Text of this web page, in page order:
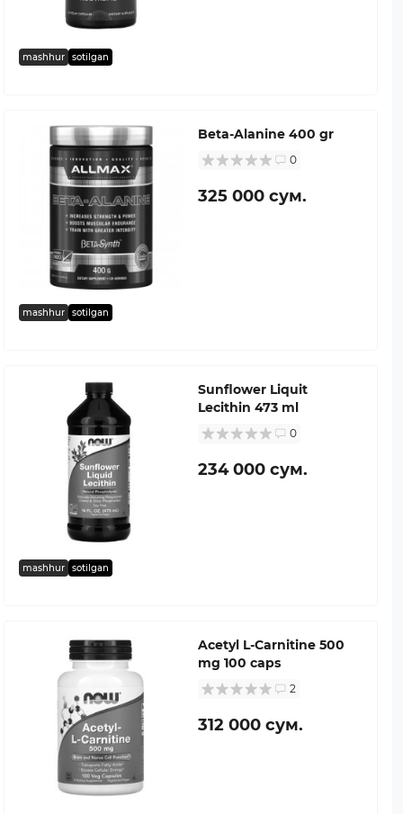
mashhur sotilgan
mashhur sotilgan
Beta-Alanine 400 gr
0
325 000 сум.
mashhur sotilgan
Sunflower Liquit
Lecithin 473 ml
0
234 000 сум.
Acetyl L-Carnitine 500
mg 100 caps
2
312 000 сум.